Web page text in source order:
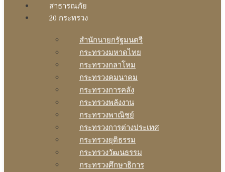
สาธารณภัย
20 กระทรวง
สํานักนายกรัฐมนตรี
กระทรวงมหาดไทย
กระทรวงกลาโหม
กระทรวงคมนาคม
กระทรวงการคลัง
กระทรวงพลังงาน
กระทรวงพาณิชย์
กระทรวงการต่างประเทศ
กระทรวงยุติธรรม
กระทรวงวัฒนธรรม
กระทรวงศึกษาธิการ